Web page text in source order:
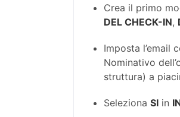
Crea il primo
DEL CHECK-IN,
Imposta l’email
Nominativo
struttura) a
SelezionaSI in